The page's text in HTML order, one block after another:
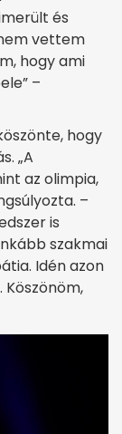
és
vettem
hogy ami
–
hogy
„A
az olimpia,
–
is
szakmai
Idén azon